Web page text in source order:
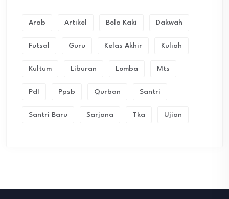
Arab Artikel Bola Kaki Dakwah
Futsal Guru Kelas Akhir Kuliah
Kultum Liburan Lomba Mts
Pdl Ppsb Qurban Santri
Santri Baru Sarjana Tka Ujian